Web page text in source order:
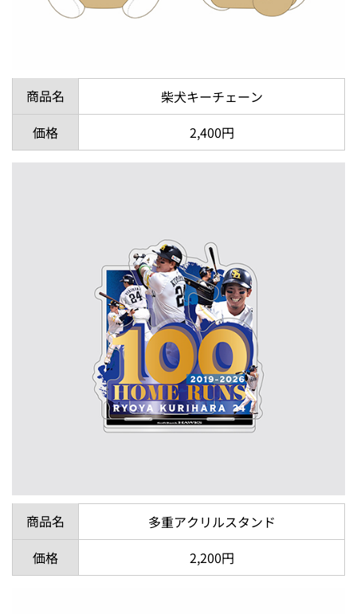
商品名
柴犬キーチェーン
価格
2,400円
商品名
多重アクリルスタンド
価格
2,200円